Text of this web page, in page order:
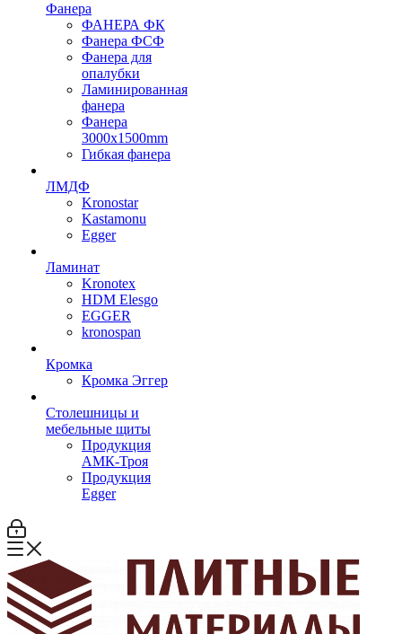
Фанера
ФАНЕРА ФК
Фанера ФСФ
Фанера для
опалубки
Ламинированная
фанера
Фанера
3000х1500mm
Гибкая фанера
ЛМДФ
Kronostar
Kastamonu
Egger
Ламинат
Kronotex
HDM Elesgo
EGGER
kronospan
Кромка
Кромка Эггер
Столешницы и
мебельные щиты
Продукция
АМК-Троя
Продукция
Egger